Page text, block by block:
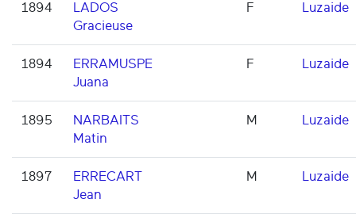
1894
LADOS
Gracieuse
F Luzaide
1894
ERRAMUSPE
Juana
F Luzaide
1895
NARBAITS
Matin
M Luzaide
1897
ERRECART
Jean
M Luzaide